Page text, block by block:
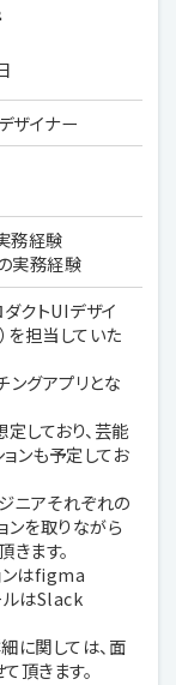
ザイナー
務経験
実務経験
ダクトUIデザイ
を担当していた
ングアプリとな
しており、芸能
ンも予定してお
ジニアそれぞれの
ンを取りながら
きます。
ンはfigma
ルはSlack
に関しては、面
頂きます。